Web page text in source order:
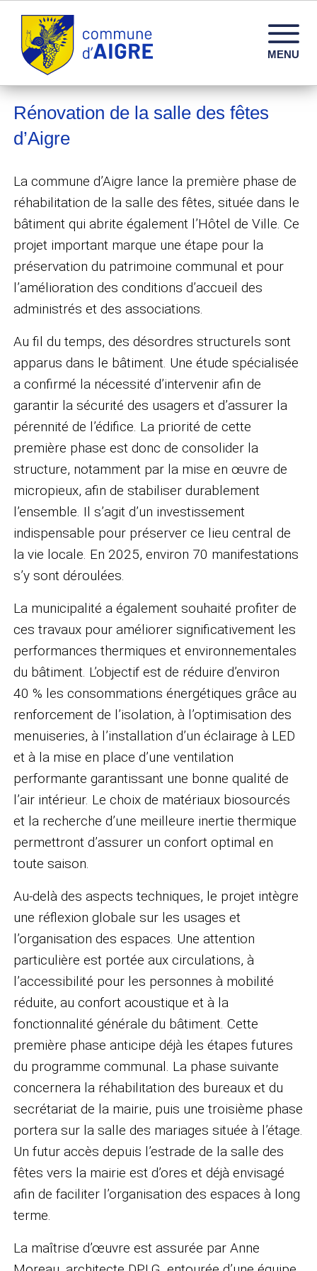
Commune d'Aigre – Infos, services et vie locale en
MENU
Rénovation de la salle des fêtes
d’Aigre
La commune d’Aigre lance la première phase de
réhabilitation de la salle des fêtes, située dans le
bâtiment qui abrite également l’Hôtel de Ville. Ce
projet important marque une étape pour la
préservation du patrimoine communal et pour
l’amélioration des conditions d’accueil des
administrés et des associations.
Au fil du temps, des désordres structurels sont
apparus dans le bâtiment. Une étude spécialisée
a confirmé la nécessité d’intervenir afin de
garantir la sécurité des usagers et d’assurer la
pérennité de l’édifice. La priorité de cette
première phase est donc de consolider la
structure, notamment par la mise en œuvre de
micropieux, afin de stabiliser durablement
l’ensemble. Il s’agit d’un investissement
indispensable pour préserver ce lieu central de
la vie locale. En 2025, environ 70 manifestations
s’y sont déroulées.
La municipalité a également souhaité profiter de
ces travaux pour améliorer significativement les
performances thermiques et environnementales
du bâtiment. L’objectif est de réduire d’environ
40 % les consommations énergétiques grâce au
renforcement de l’isolation, à l’optimisation des
menuiseries, à l’installation d’un éclairage à LED
et à la mise en place d’une ventilation
performante garantissant une bonne qualité de
l’air intérieur. Le choix de matériaux biosourcés
et la recherche d’une meilleure inertie thermique
permettront d’assurer un confort optimal en
toute saison.
Au-delà des aspects techniques, le projet intègre
une réflexion globale sur les usages et
l’organisation des espaces. Une attention
particulière est portée aux circulations, à
l’accessibilité pour les personnes à mobilité
réduite, au confort acoustique et à la
fonctionnalité générale du bâtiment. Cette
première phase anticipe déjà les étapes futures
du programme communal. La phase suivante
concernera la réhabilitation des bureaux et du
secrétariat de la mairie, puis une troisième phase
portera sur la salle des mariages située à l’étage.
Un futur accès depuis l’estrade de la salle des
fêtes vers la mairie est d’ores et déjà envisagé
afin de faciliter l’organisation des espaces à long
terme.
La maîtrise d’œuvre est assurée par Anne